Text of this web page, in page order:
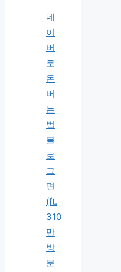
네
이
버
로
돈
버
는
법
블
로
그
편
(ft.
310
만
방
문